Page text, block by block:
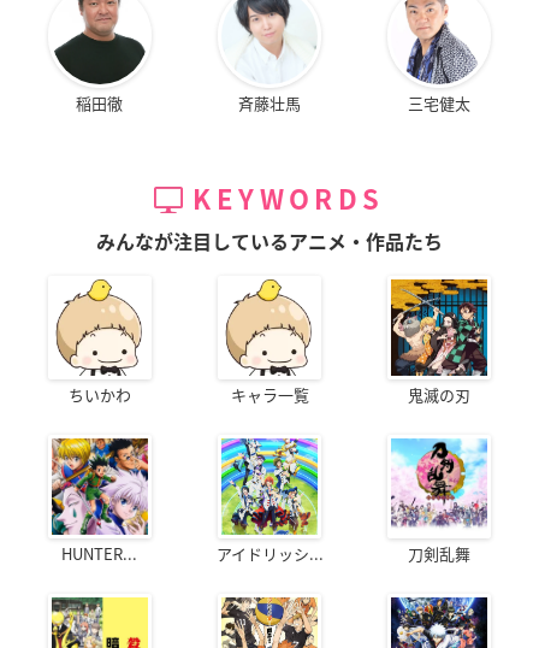
稲田徹 斉藤壮馬 三宅健太
KEYWORDS
みんなが注目しているアニメ・作品たち
ちいかわ キャラ一覧 鬼滅の刃
HUNTER... アイドリッシ... 刀剣乱舞